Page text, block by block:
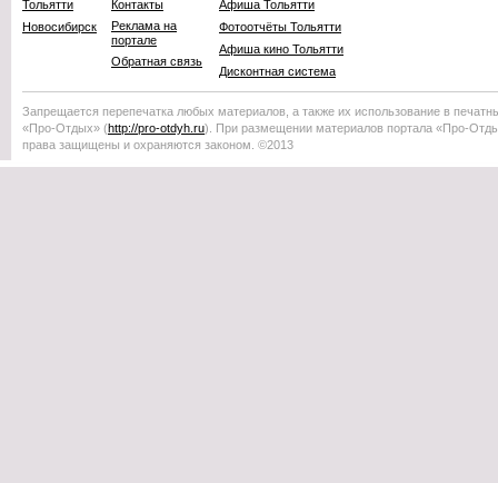
Тольятти
Новосибирск
Контакты
Реклама на
портале
Обратная связь
Афиша Тольятти
Фотоотчёты Тольятти
Афиша кино Тольятти
Дисконтная система
Запрещается перепечатка любых материалов, а также их использование в
«Про-Отдых» (http://pro-otdyh .ru). При размещении материалов портала «Про-
права защищены и охраняются законом. ©2013